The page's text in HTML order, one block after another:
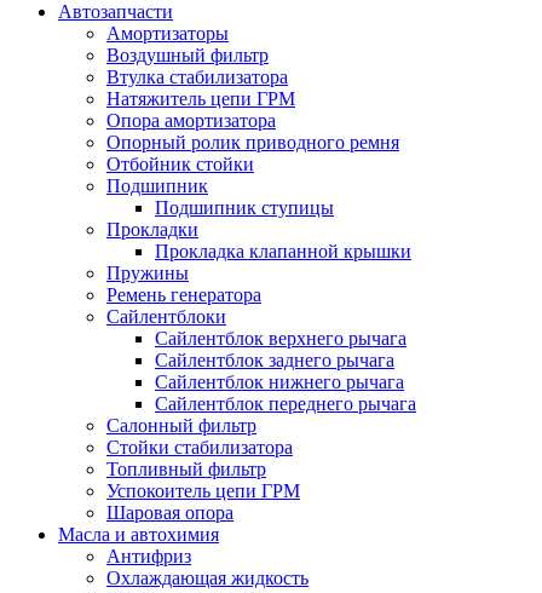
Автозапчасти
Амортизаторы
Воздушный фильтр
Втулка стабилизатора
Натяжитель цепи ГРМ
Опора амортизатора
Опорный ролик приводного ремня
Отбойник стойки
Подшипник
Подшипник ступицы
Прокладки
Прокладка клапанной крышки
Пружины
Ремень генератора
Сайлентблоки
Сайлентблок верхнего рычага
Сайлентблок заднего рычага
Сайлентблок нижнего рычага
Сайлентблок переднего рычага
Салонный фильтр
Стойки стабилизатора
Топливный фильтр
Успокоитель цепи ГРМ
Шаровая опора
Масла и автохимия
Антифриз
Охлаждающая жидкость